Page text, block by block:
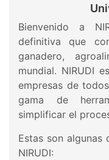
Bienvenido a
definitiva que
ganadero,
mundial. NIRUDI
empresas de
gama de
simplificar el
Estas son algunas
NIRUDI: